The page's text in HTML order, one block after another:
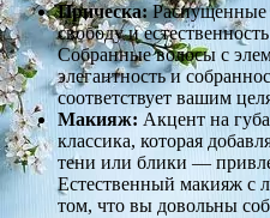
Прическа:Распущенные
свободу и
Собранные волосы с
элегантность и
соответствует вашим
Макияж: Акцент на
классика, которая
тени или блики —
Естественный макияж с
том, что вы довольны